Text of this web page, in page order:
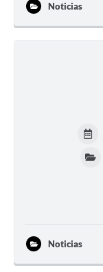
Noticias
Noticias